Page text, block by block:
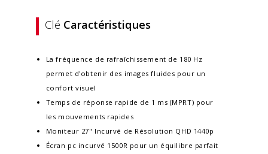
Clé Caractéristiques
La fréquence de rafraîchissement de 180 Hz
permet d'obtenir des images fluides pour un
confort visuel
Temps de réponse rapide de 1 ms (MPRT) pour
les mouvements rapides
Moniteur 27" Incurvé de Résolution QHD 1440p
Écran pc incurvé 1500R pour un équilibre parfait